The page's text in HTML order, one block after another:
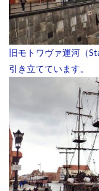
旧モトワヴァ運河（
引き立てています。